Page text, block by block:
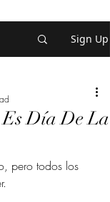
Sign Up
Es Día De La
pero todos los